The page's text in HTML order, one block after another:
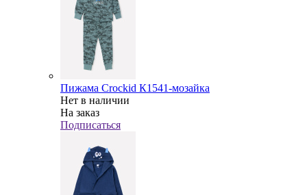
Пижама Crockid К1541-мозайка
Нет в наличии
На заказ
Подписаться